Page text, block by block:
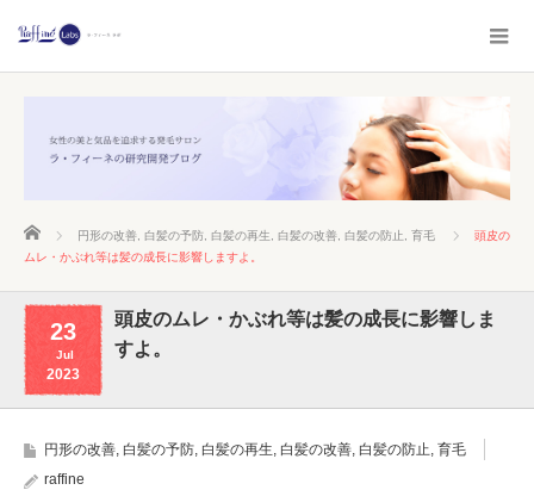
ホーム 円形の改善 白髪の予防 白髪の再生 白髪の改善 白髪の防止 育毛
頭皮の
ムレ・かぶれ等は髪の成長に影響しますよ。
23
Jul
2023
頭皮のムレ・かぶれ等は髪の成長に影響しま
すよ。
円形の改善 白髪の予防 白髪の再生 白髪の改善 白髪の防止 育毛
raffine